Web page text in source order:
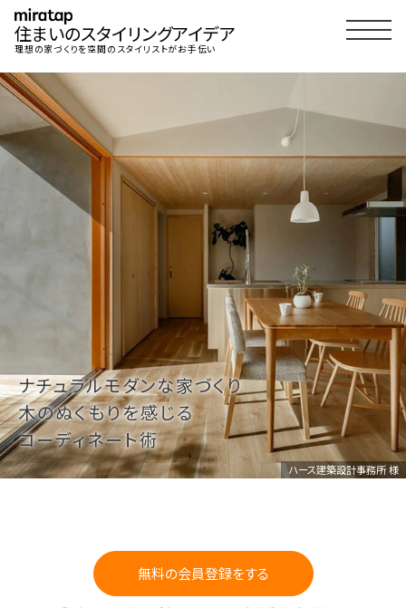
住まいのスタイリングアイデア
理想の家づくりを空間のスタイリストがお手伝い
ナチュラルモダンな家づくり
木のぬくもりを感じる
コーディネート術
ハース建築設計事務所 様
無料の会員登録をする